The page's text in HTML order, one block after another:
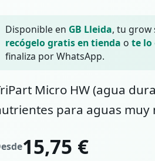
Disponible en GB Lleida, tu grow
recógelo gratis en tienda o te lo
finaliza por WhatsApp.
Micro HW (agua
para aguas muy
15,75 €